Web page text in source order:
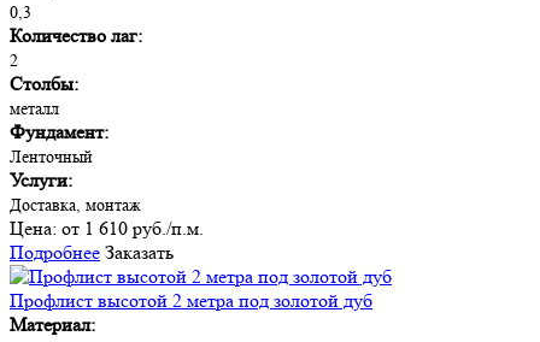
0,3
Количество лаг:
2
Столбы:
металл
Фундамент:
Ленточный
Услуги:
Доставка, монтаж
Цена: от 1 610 руб./п.м.
Подробнее Заказать
Профлист высотой 2 метра под золотой дуб
Материал: